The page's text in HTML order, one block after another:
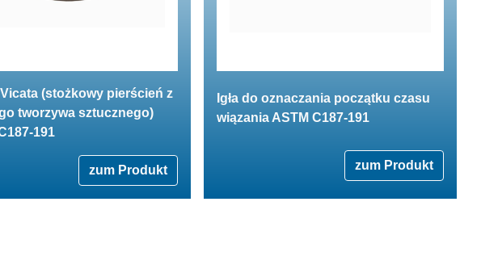
(stożkowy pierścień z
tworzywa sztucznego)
191
zum Produkt
Igła do oznaczania początku czasu
wiązania ASTM C187-191
zum Produkt